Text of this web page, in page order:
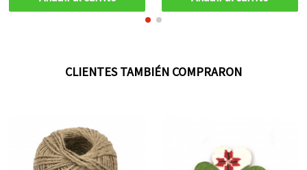
purpurina, 30 mm, 10 uds
CLIENTES TAMBIÉN COMPRARON